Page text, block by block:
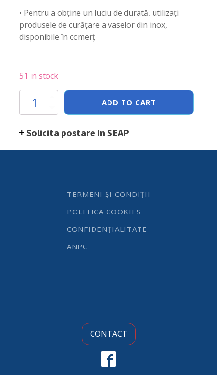
• Pentru a obține un luciu de durată, utilizați
produsele de curățare a vaselor din inox,
disponibile în comerț
51 in stock
Cratita
coada,
Lit,16
ADD TO CART
Solicita postare in SEAP
TERMENI ȘI CONDIȚII
POLITICA COOKIES
CONFIDENȚIALITATE
ANPC
CONTACT